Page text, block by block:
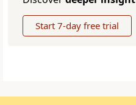
Start 7-day free trial